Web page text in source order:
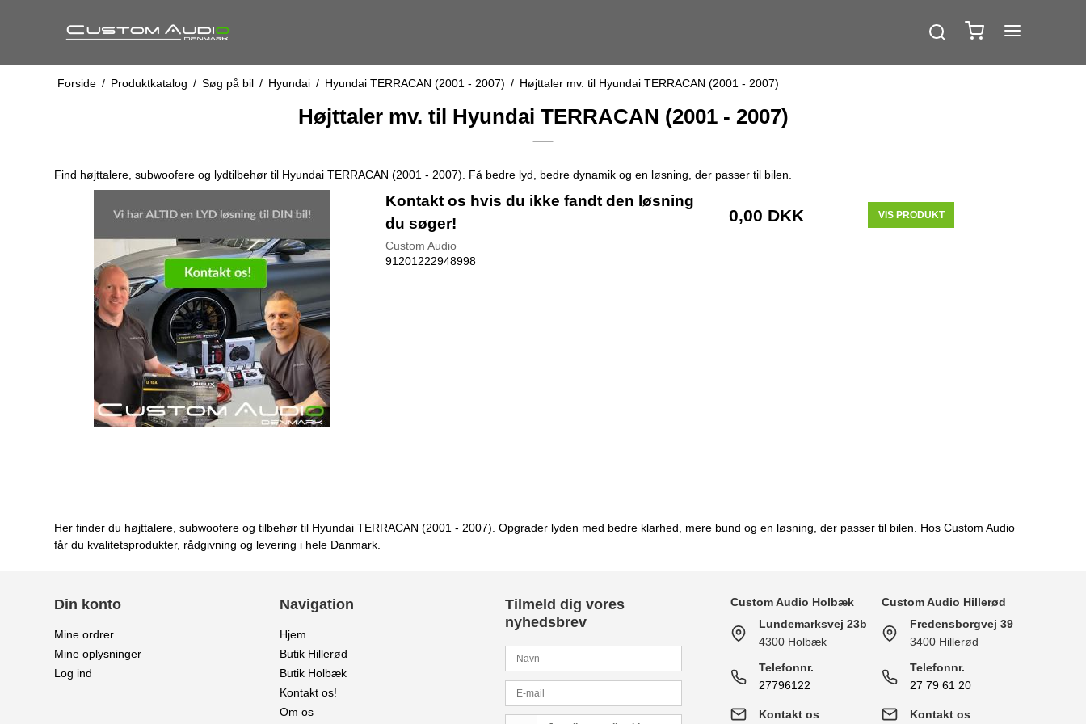
Forside / Produktkatalog / Søg på bil / Hyundai / Hyundai TERRACAN (2001 - 2007) / Højttaler mv. til Hyundai TERRACAN (2001 - 2007)
Højttaler mv. til Hyundai TERRACAN (2001 - 2007)
Find højttalere, subwoofere og lydtilbehør til Hyundai TERRACAN (2001 - 2007). Få bedre lyd, bedre dynamik og en løsning, der passer til bilen.
Kontakt os hvis du ikke fandt den løsning
du søger!
Custom Audio
91201222948998
0,00 DKK VIS PRODUKT
Her finder du højttalere, subwoofere og tilbehør til Hyundai TERRACAN (2001 - 2007). Opgrader lyden med bedre klarhed, mere bund og en løsning, der passer til bilen. Hos Custom Audio
får du kvalitetsprodukter, rådgivning og levering i hele Danmark.
Din konto
Mine ordrer
Mine oplysninger
Log ind
Navigation
Hjem
Butik Hillerød
Butik Holbæk
Kontakt os!
Om os
Tilmeld dig vores
nyhedsbrev
Custom Audio Holbæk
Lundemarksvej 23b
4300 Holbæk
Telefonnr.
27796122
Kontakt os
Custom Audio Hillerød
Fredensborgvej 39
3400 Hillerød
Telefonnr.
27 79 61 20
Kontakt os